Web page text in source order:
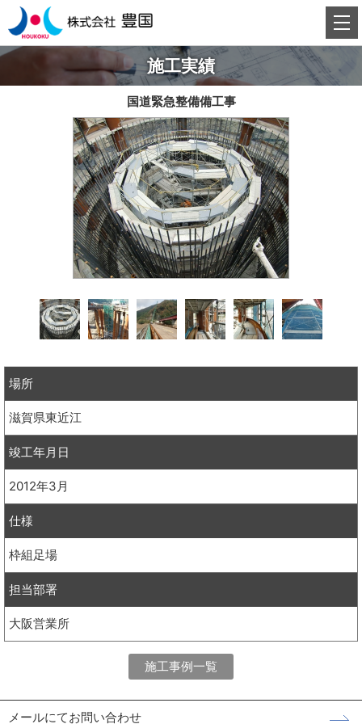
施工実績
国道緊急整備備工事
場所
滋賀県東近江
竣工年月日
2012年3月
仕様
枠組足場
担当部署
大阪営業所
施工事例一覧
メールにてお問い合わせ